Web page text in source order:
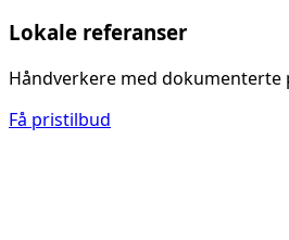
Lokale referanser
Håndverkere med
Få pristilbud